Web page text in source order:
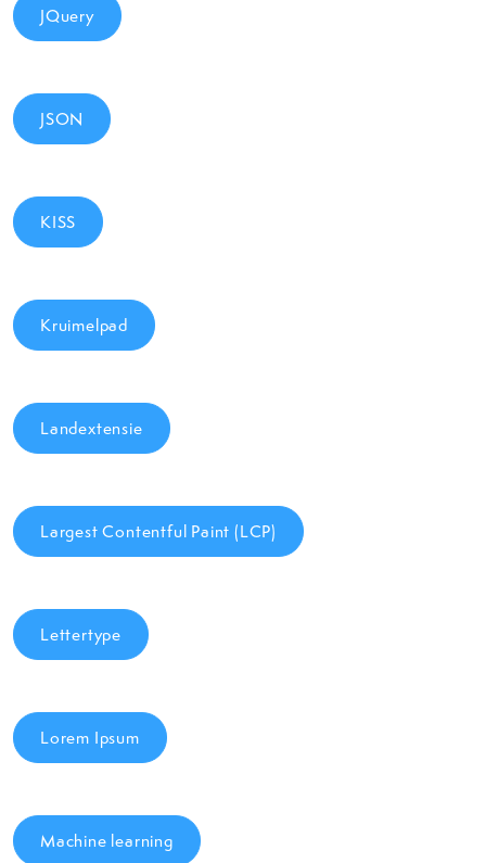
JQuery
JSON
KISS
Kruimelpad
Landextensie
Largest Contentful Paint (LCP)
Lettertype
Lorem Ipsum
Machine learning